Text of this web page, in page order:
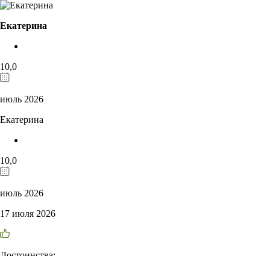
Екатерина
10,0
июль 2026
Екатерина
10,0
июль 2026
17 июля 2026